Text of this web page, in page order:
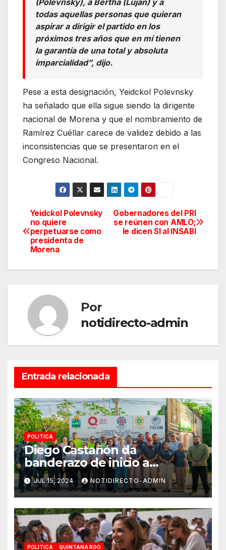
(Polevnsky), a Bertha (Luján) y a
todas aquellas personas que quieran
aspirar a dirigir el partido en los
próximos tres años que en mí tienen
la garantía de una total y absoluta
imparcialidad”, dijo.
Pese a esta designación, Yeidckol Polevnsky
ha señalado que ella sigue siendo la dirigente
nacional de Morena y que el nombramiento de
Ramírez Cuéllar carece de validez debido a las
inconsistencias que se presentaron en el
Congreso Nacional.
Navegación
de
Gobernadores del PRI
se reúnen con AMLO;
le dicen SI al INSABI
Yeidckol Polevnsky
no quiere
perpetuarse como
presidenta de
Morena
Por
notidirecto-admin
Entrada relacionada
POLITICA
Diego Castañón da
banderazo de inicio a
Operativo Verano Seguro
2024
JUL 15, 2024 NOTIDIRECTO-ADMIN
POLITICA QUINTANA ROO